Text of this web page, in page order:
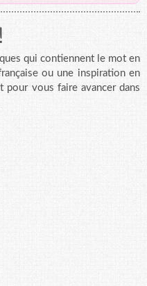
qui contiennent le mot en
ou une inspiration en
pour vous faire avancer dans